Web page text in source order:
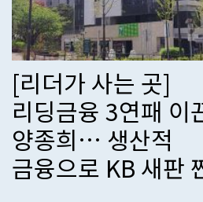
[리더가 사는 곳] 고객
이해하는 ‘에이전틱
금융’ 시대… 신한
슈퍼SOL로 승...